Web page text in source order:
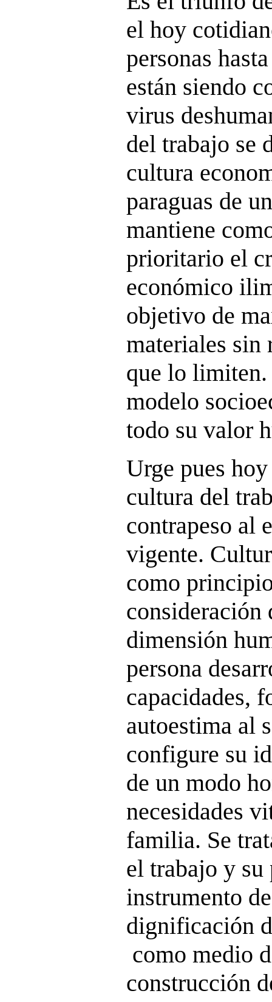
el hoy
personas
están siendo
virus
del trabajo se
cultura
paraguas de
mantiene
prioritario el
económico
objetivo de
materiales sin
que lo limiten.
modelo
todo su valor
Urge pues
cultura del
contrapeso al
vigente.
como
consideración
dimensión
persona
capacidades,
autoestima al
configure su
de un modo
necesidades
familia. Se
el trabajo y
instrumento
dignificación
como medio
construcción